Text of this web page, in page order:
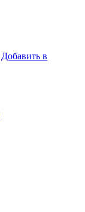
Добавить в